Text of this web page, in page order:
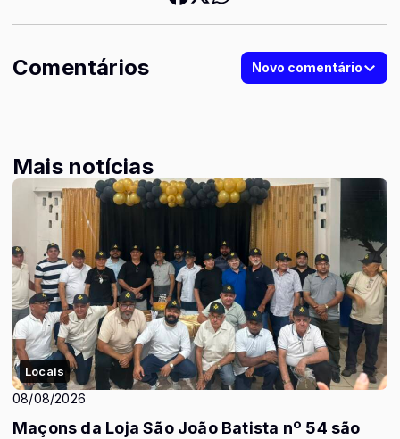
Comentários Novo comentário
Mais notícias
Locais
08/08/2026
Maçons da Loja São João Batista nº 54 são